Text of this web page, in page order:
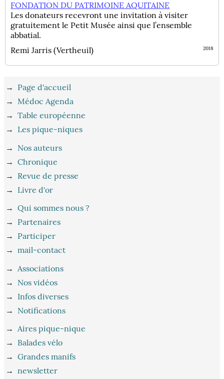
FONDATION DU PATRIMOINE AQUITAINE
Les donateurs recevront une invitation à visiter
gratuitement le Petit Musée ainsi que l’ensemble
abbatial.
2018
Remi Jarris (Vertheuil)
→ Page d'accueil
→Médoc Agenda
→Table européenne
→ Les pique-niques
→ Nos auteurs
→Chronique
→ Revue de presse
→ Livre d'or
→Qui sommes nous ?
→ Partenaires
→ Participer
→mail-contact
→ Associations
→ Nos vidéos
→ Infos diverses
→ Notifications
→Aires pique-nique
→ Balades vélo
→Grandes manifs
→newsletter